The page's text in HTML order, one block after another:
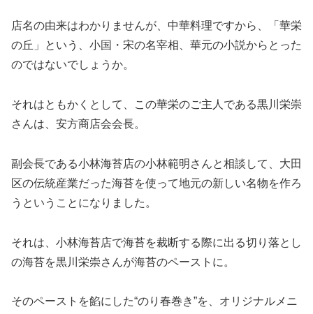
店名の由来はわかりませんが、中華料理ですから、「華栄
の丘」という、小国・宋の名宰相、華元の小説からとった
のではないでしょうか。
それはともかくとして、この華栄のご主人である黒川栄崇
さんは、安方商店会会長。
副会長である小林海苔店の小林範明さんと相談して、大田
区の伝統産業だった海苔を使って地元の新しい名物を作ろ
うということになりました。
それは、小林海苔店で海苔を裁断する際に出る切り落とし
の海苔を黒川栄崇さんが海苔のペーストに。
そのペーストを餡にした“のり春巻き”を、オリジナルメニ